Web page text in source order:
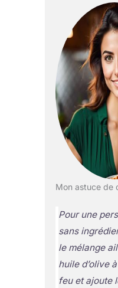
Mon astuce de
Pour une
sans
le mélange
huile d’olive
feu et ajoute